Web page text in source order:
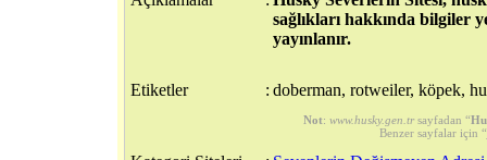
sağlıkları hakkında bilgiler
yayınlanır.
Etiketler : doberman, rotweiler, köpek,
Not: www.husky.gen.trsayfadan “
Benzer sayfalar için “